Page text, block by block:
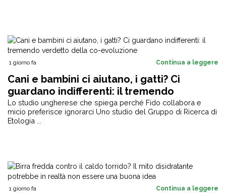
1 giorno fa Continua a leggere
Cani e bambini ci aiutano, i gatti? Ci
guardano indifferenti: il tremendo
verdetto della co-evoluzione
Lo studio ungherese che spiega perché Fido collabora e
micio preferisce ignorarci Uno studio del Gruppo di Ricerca di
Etologia ...
1 giorno fa Continua a leggere